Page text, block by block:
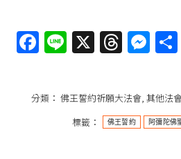
Facebook
Line
X
分類： 佛王誓約祈願大法會, 其他法
標籤：
佛王誓約 阿彌陀佛